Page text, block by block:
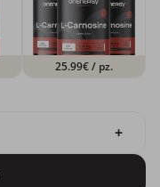
25.99€/ pz.
+